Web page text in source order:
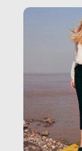
trae un
quale e come.